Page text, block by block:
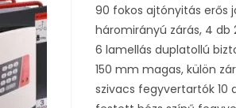
90 fokos ajtónyitás erős
háromirányú zárás, 4
6 lamellás duplatollú
150 mm magas, külön
szivacs fegyvertartók 10